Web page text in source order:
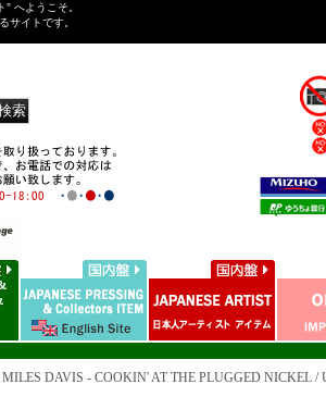
へようこそ。
サイトです。
MILES DAVIS - COOKIN' AT THE PLUGGED NICKEL /